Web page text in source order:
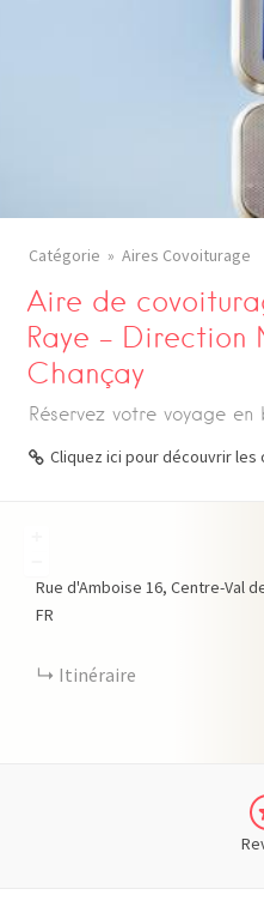
Catégorie Aires Covoiturage
Aire de
Raye – Direction
Chançay
Réservez votre voyage
Cliquez ici pour découvrir les
Rue d'Amboise 16 Centre-Val
FR
Itinéraire